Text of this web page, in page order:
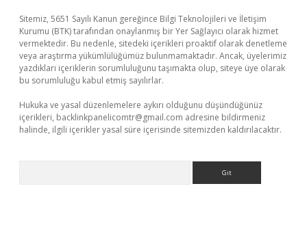
Sitemiz, 5651 Sayılı Kanun gereğince Bilgi Teknolojileri ve İletişim
Kurumu (BTK) tarafından onaylanmış bir Yer Sağlayıcı olarak hizmet
vermektedir. Bu nedenle, sitedeki içerikleri proaktif olarak denetleme
veya araştırma yükümlülüğümüz bulunmamaktadır. Ancak, üyelerimiz
yazdıkları içeriklerin sorumluluğunu taşımakta olup, siteye üye olarak
bu sorumluluğu kabul etmiş sayılırlar.
Hukuka ve yasal düzenlemelere aykırı olduğunu düşündüğünüz
içerikleri, backlinkpanelicomtr@gmail.com adresine bildirmeniz
halinde, ilgili içerikler yasal süre içerisinde sitemizden kaldırılacaktır.